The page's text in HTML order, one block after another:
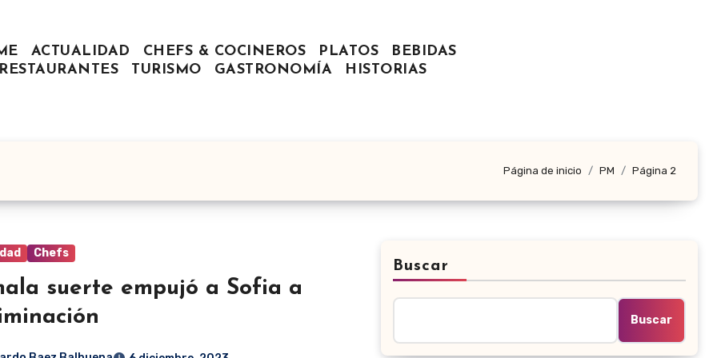
ACTUALIDAD CHEFS & COCINEROS PLATOS
BEBIDAS
RESTAURANTES
TURISMO GASTRONOMÍA HISTORIAS
Página de inicio PM Página 2
Chefs
suerte empujó a Sofia a
Buscar
Buscar